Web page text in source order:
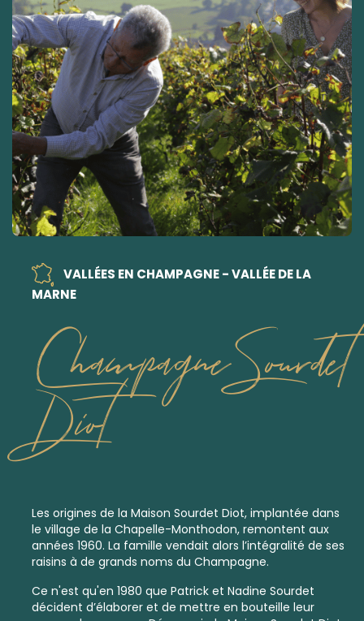
VALLÉES EN CHAMPAGNE - VALLÉE DE LA
MARNE
Champagne Sourdet
Diot
Les origines de la Maison Sourdet Diot, implantée dans
le village de la Chapelle-Monthodon, remontent aux
années 1960. La famille vendait alors l’intégralité de ses
raisins à de grands noms du Champagne.
Ce n'est qu'en 1980 que Patrick et Nadine Sourdet
décident d’élaborer et de mettre en bouteille leur